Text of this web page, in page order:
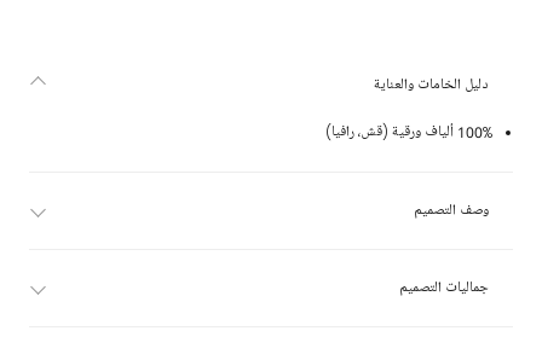
دليل الخامات والعناية
100% ألياف ورقية (قش، رافيا)
وصف التصميم
جماليات التصميم